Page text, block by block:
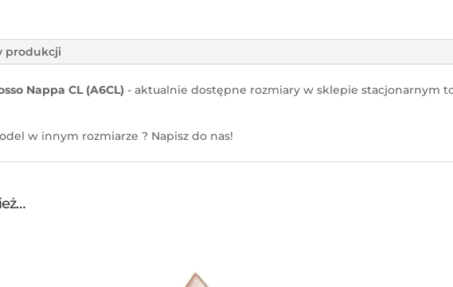
produkcji
Nappa CL (A6CL) - aktualnie dostępne rozmiary w sklepie stacjonarnym
w innym rozmiarze ? Napisz do nas!